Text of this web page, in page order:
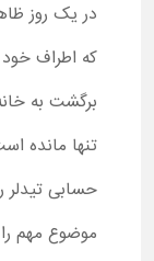
در یک روز
که اطراف خود
برگشت به
تنها مانده
حسابی تیدلر
موضوع مهم